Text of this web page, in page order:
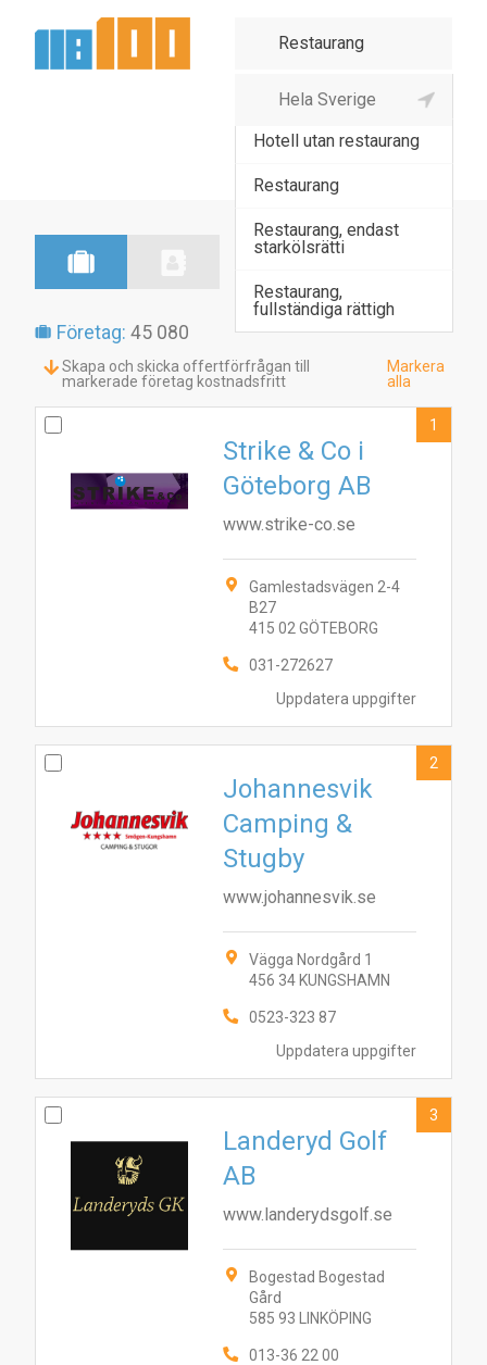
Hotell med restaurang
Hotell utan restaurang
Restaurang
Restaurang, endast
starkölsrätti
Restaurang,
fullständiga rättigh
Företag: 45 080
Skapa och skicka offertförfrågan till
markerade företag kostnadsfritt
Markera
alla
Uppdatera uppgifter
Strike & Co i
Göteborg AB
www.strike-co.se
Gamlestadsvägen 2-4
B27
415 02 GÖTEBORG
031-272627
1
Uppdatera uppgifter
Johannesvik
Camping &
Stugby
www.johannesvik.se
Vägga Nordgård 1
456 34 KUNGSHAMN
0523-323 87
2
Landeryd Golf
AB
www.landerydsgolf.se
Bogestad Bogestad
Gård
585 93 LINKÖPING
013-36 22 00
3